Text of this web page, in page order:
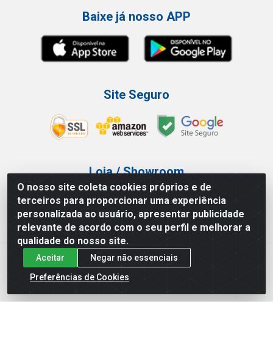
O nosso site coleta cookies próprios e de
terceiros para proporcionar uma experiência
personalizada ao usuário, apresentar publicidade
relevante de acordo com o seu perfil e melhorar a
qualidade do nosso site.
Aceitar
Negar não essenciais
Preferências de Cookies
Baixe já nosso APP
Site Seguro
Loja / Showroom
Tel.: (11) 3227-0546
Av Vautier, 587/597 - Pari - São Paulo/SP
Atef Distribuidora LTDA - Av. Vautier, 585/597 - Pari - São
Paulo/SP - CEP 03.032-000 - CNPJ 27.717.135/0001-29